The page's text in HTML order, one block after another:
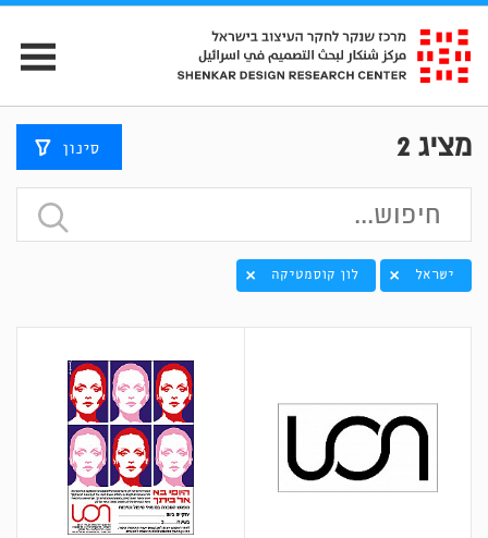
מציג 2 סינון
ישראל לון קוסמטיקה